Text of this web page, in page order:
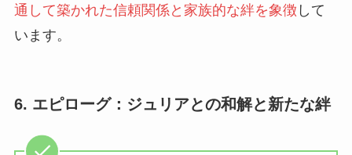
通して築かれた信頼関係と家族的な絆を象徴 して
います。
6. エピローグ：ジュリアとの和解と新たな絆